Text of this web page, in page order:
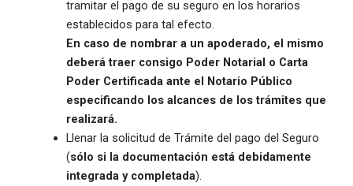
tramitar el pago de su seguro en los horarios
establecidos para tal efecto.
En caso de nombrar a un apoderado, el mismo
deberá traer consigo Poder Notarial o Carta
Poder Certificada ante el Notario Público
especificando los alcances de los trámites que
realizará.
Llenar la solicitud de Trámite del pago del Seguro
(sólo si la documentación está debidamente
integrada y completada).